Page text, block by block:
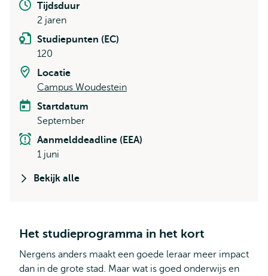
Tijdsduur
2 jaren
Studiepunten (EC)
120
Locatie
Campus Woudestein
Startdatum
September
Aanmelddeadline (EEA)
1 juni
Bekijk alle
Het studieprogramma in het kort
Nergens anders maakt een goede leraar meer impact
dan in de grote stad. Maar wat is goed onderwijs en